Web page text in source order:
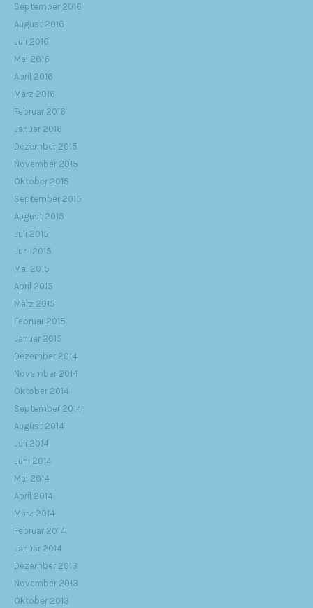
September 2016
August 2016
Juli 2016
Mai 2016
April 2016
März 2016
Februar 2016
Januar 2016
Dezember 2015
November 2015
Oktober 2015
September 2015
August 2015
Juli 2015
Juni 2015
Mai 2015
April 2015
März 2015
Februar 2015
Januar 2015
Dezember 2014
November 2014
Oktober 2014
September 2014
August 2014
Juli 2014
Juni 2014
Mai 2014
April 2014
März 2014
Februar 2014
Januar 2014
Dezember 2013
November 2013
Oktober 2013